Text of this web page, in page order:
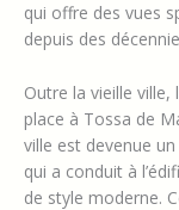
qui offre des vues
depuis des
Outre la vieille ville,
place à Tossa de
ville est devenue
qui a conduit à
de style moderne.